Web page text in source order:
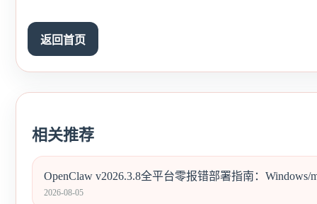
返回首页
相关推荐
OpenClaw v2026.3.8全平台零报错部署指南：Windows/
2026-08-05